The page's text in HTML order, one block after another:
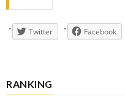
Twitter Facebook
RANKING